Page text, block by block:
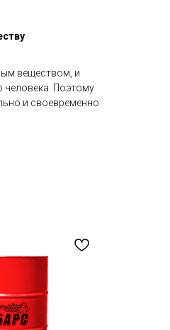
веществом, и
человека. Поэтому
и своевременно